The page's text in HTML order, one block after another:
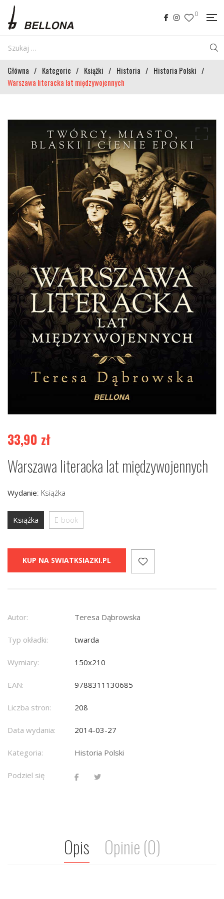
0
Główna / Kategorie / Książki / Historia / Historia Polski /
Warszawa literacka lat międzywojennych
33,90 zł
Warszawa literacka lat międzywojennych
Wydanie: Książka
Książka E-book
KUP NA SWIATKSIAZKI.PL
Autor: Teresa Dąbrowska
Typ okładki: twarda
Wymiary: 150x210
EAN: 9788311130685
Liczba stron: 208
Data wydania: 2014-03-27
Kategoria: Historia Polski
Podziel się
Opis Opinie (0)